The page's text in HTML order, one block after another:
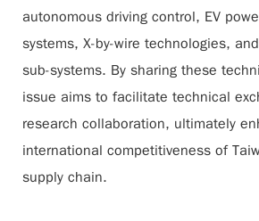
autonomous driving control, EV
systems, X-by-wire technologies,
sub-systems. By sharing these
issue aims to facilitate technical
research collaboration, ultimately
international competitiveness of
supply chain.